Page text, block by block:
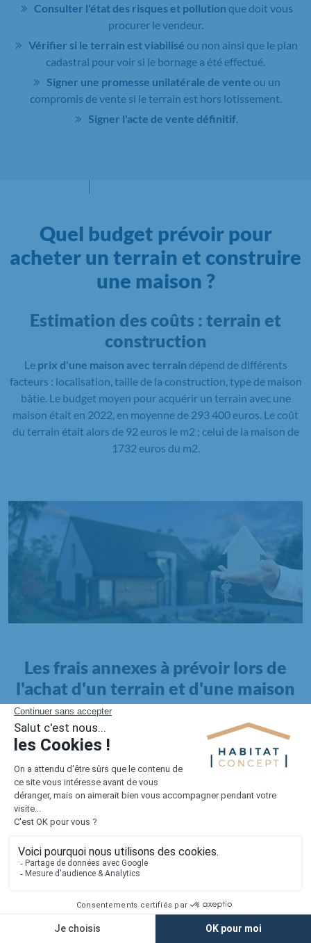
Consulter l'état des risques et pollution que doit vous
procurer le vendeur.
Vérifier si le terrain est viabilisé ou non ainsi que le plan
cadastral pour voir si le bornage a été effectué.
Signer une promesse unilatérale de vente ou un
compromis de vente si le terrain est hors lotissement.
Signer l'acte de vente définitif
Quel budget prévoir pour
acheter un terrain et construire
une maison ?
Estimation des coûts : terrain et
construction
Le prix d'une maison avec terrain dépend de différents
facteurs : localisation, taille de la construction, type de maison
bâtie. Le budget moyen pour acquérir un terrain avec une
maison était en 2022, en moyenne de 293 400 euros. Le coût
du terrain était alors de 92 euros le m2 ; celui de la maison de
1732 euros du m2.
Les frais annexes à prévoir lors de
l'achat d'un terrain et d'une maison
Il faut également intégrer à votre budget, les
pour la maison. Outre l'achat du terrain et la construction, il
faut prendre en compte la viabilisation si elle n'est pas
proposée par le constructeur. Les frais de raccordements et les
taxes éventuelles coûtent entre 5 000 et 15 000 euros selon la
localisation du terrain et son accès.
Quant auxfrais de notaire
Lorsque vous vous tournez vers une maison existante, il sera
nécessaire de faire des travaux de rénovation. Ceux-ci sont
souvent coûteux et doivent être ajoutés au prix de l'achat